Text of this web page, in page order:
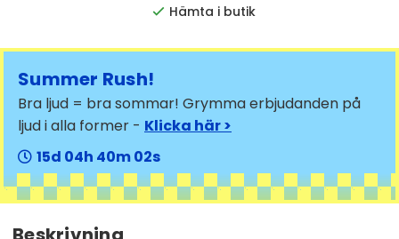
Hämta i butik
Summer Rush!
Bra ljud = bra sommar! Grymma erbjudanden på
ljud i alla former - Klicka här >
15
04 40 02